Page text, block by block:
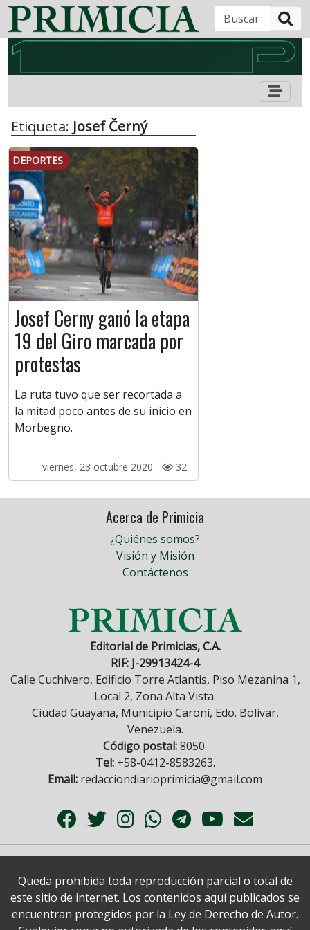
Etiqueta: Josef Černý
DEPORTES
Josef Cerny ganó la etapa
19 del Giro marcada por
protestas
La ruta tuvo que ser recortada a
la mitad poco antes de su inicio en
Morbegno.
viernes, 23 octubre 2020 - 32
Acerca de Primicia
¿Quiénes somos?
Visión y Misión
Contáctenos
Editorial de Primicias, C.A.
RIF: J-29913424-4
Calle Cuchivero, Edificio Torre Atlantis, Piso Mezanina 1,
Local 2, Zona Alta Vista.
Ciudad Guayana, Municipio Caroní, Edo. Bolívar,
Venezuela.
Código postal:8050.
Tel:+58-0412-8583263.
Email: redacciondiarioprimicia@gmail.com
Queda prohibida toda reproducción parcial o total de
este sitio de internet. Los contenidos aquí publicados se
encuentran protegidos por la Ley de Derecho de Autor.